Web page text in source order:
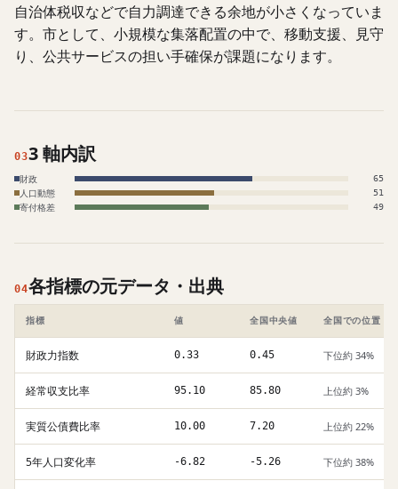
自治体税収などで自力調達できる余地が小さくなっていま
す。市として、小規模な集落配置の中で、移動支援、見守
り、公共サービスの担い手確保が課題になります。
033 軸内訳
財政 65
人口動態 51
寄付格差 49
04各指標の元データ・出典
指標 値 全国中央値 全国での位置
財政力指数 0.33 0.45 下位約 34%
経常収支比率 95.10 85.80 上位約 3%
実質公債費比率 10.00 7.20 上位約 22%
5年人口変化率 -6.82 -5.26 下位約 38%